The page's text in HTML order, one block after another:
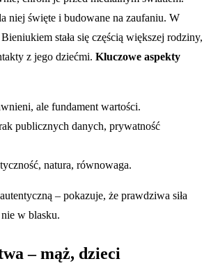
niej święte i budowane na zaufaniu. W
stała się częścią większej rodziny,
z jego dziećmi. Kluczowe aspekty
ale fundament wartości.
publicznych danych, prywatność
natura, równowaga.
– pokazuje, że prawdziwa siła
w blasku.
– mąż, dzieci